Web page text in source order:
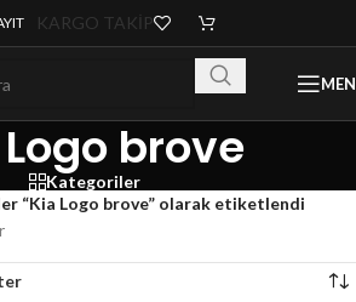
KARGO TAKİP
brove
Kategoriler
“Kia Logo brove” olarak etiketlendi